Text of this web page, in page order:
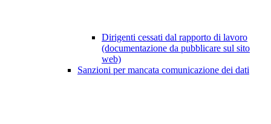
Dirigenti cessati dal rapporto di lavoro
(documentazione da pubblicare sul sito
web)
Sanzioni per mancata comunicazione dei dati